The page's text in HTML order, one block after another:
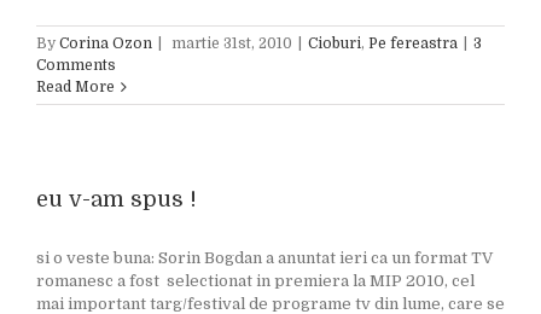
By Corina Ozon martie 31st, 2010 Cioburi, Pe fereastra
3
Comments
Read More
eu v-am spus !
si o veste buna: Sorin Bogdan a anuntat ieri ca un format TV
romanesc a fost selectionat in premiera la MIP 2010, cel
mai important targ/festival de programe tv din lume, care se